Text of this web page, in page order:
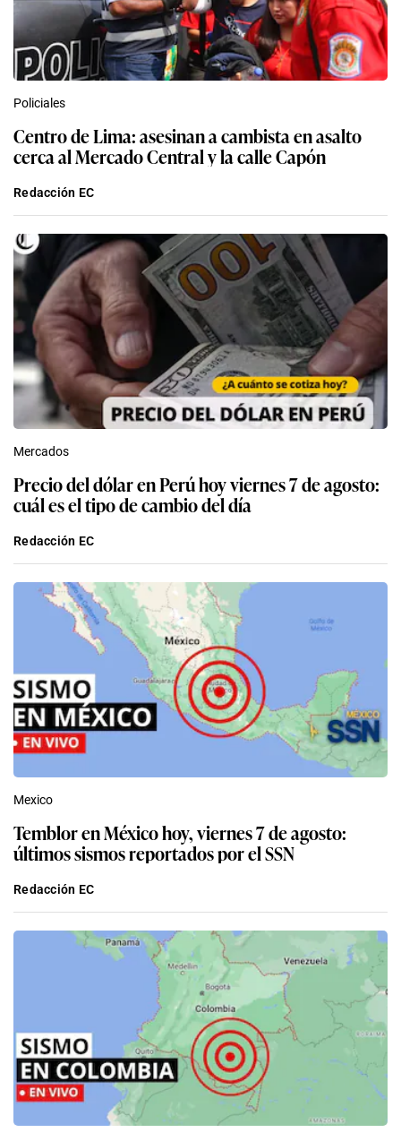
Policiales
Centro de Lima: asesinan a cambista en asalto
cerca al Mercado Central y la calle Capón
Redacción EC
Mercados
Precio del dólar en Perú hoy viernes 7 de agosto:
cuál es el tipo de cambio del día
Redacción EC
Mexico
Temblor en México hoy, viernes 7 de agosto:
últimos sismos reportados por el SSN
Redacción EC